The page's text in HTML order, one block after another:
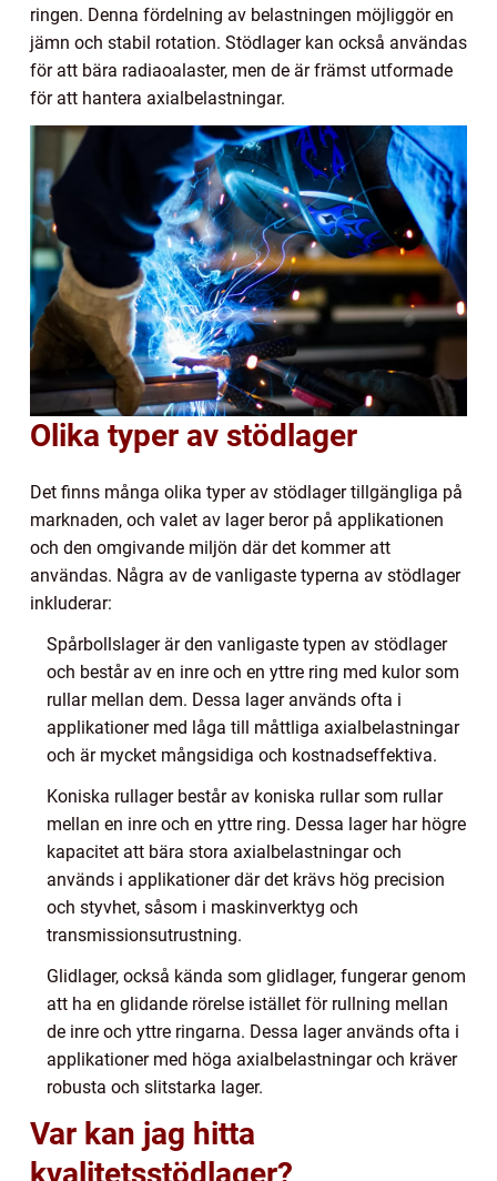
ringen. Denna fördelning av belastningen möjliggör en
jämn och stabil rotation. Stödlager kan också användas
för att bära radiaoalaster, men de är främst utformade
för att hantera axialbelastningar.
Olika typer av stödlager
Det finns många olika typer av stödlager tillgängliga på
marknaden, och valet av lager beror på applikationen
och den omgivande miljön där det kommer att
användas. Några av de vanligaste typerna av stödlager
inkluderar:
Spårbollslager är den vanligaste typen av stödlager
och består av en inre och en yttre ring med kulor som
rullar mellan dem. Dessa lager används ofta i
applikationer med låga till måttliga axialbelastningar
och är mycket mångsidiga och kostnadseffektiva.
Koniska rullager består av koniska rullar som rullar
mellan en inre och en yttre ring. Dessa lager har högre
kapacitet att bära stora axialbelastningar och
används i applikationer där det krävs hög precision
och styvhet, såsom i maskinverktyg och
transmissionsutrustning.
Glidlager, också kända som glidlager, fungerar genom
att ha en glidande rörelse istället för rullning mellan
de inre och yttre ringarna. Dessa lager används ofta i
applikationer med höga axialbelastningar och kräver
robusta och slitstarka lager.
Var kan jag hitta